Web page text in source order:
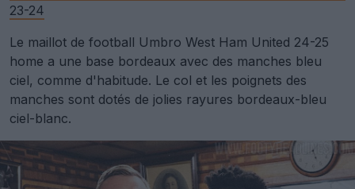
23-24
Le maillot de football Umbro West Ham United 24-25
home a une base bordeaux avec des manches bleu
ciel, comme d'habitude. Le col et les poignets des
manches sont dotés de jolies rayures bordeaux-bleu
ciel-blanc.